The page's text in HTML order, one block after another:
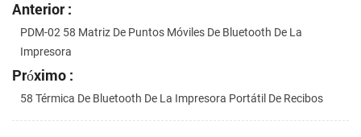
Anterior :
PDM-02 58 Matriz De Puntos Móviles De Bluetooth De La
Impresora
Próximo :
58 Térmica De Bluetooth De La Impresora Portátil De Recibos